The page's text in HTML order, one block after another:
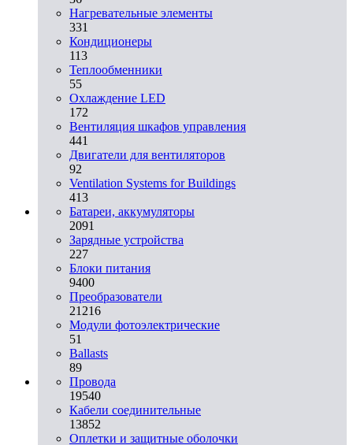
Нагревательные элементы
331
Кондиционеры
113
Теплообменники
55
Охлаждение LED
172
Вентиляция шкафов управления
441
Двигатели для вентиляторов
92
Ventilation Systems for Buildings
413
Батареи, аккумуляторы
2091
Зарядные устройства
227
Блоки питания
9400
Преобразователи
21216
Модули фотоэлектрические
51
Ballasts
89
Провода
19540
Кабели соединительные
13852
Оплетки и защитные оболочки